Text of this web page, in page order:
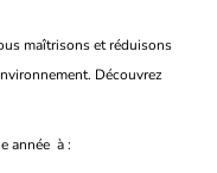
maîtrisons et réduisons
Découvrez
année à :